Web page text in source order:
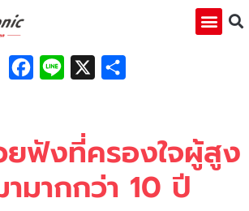
Facebook
Line
ยฟังที่ครองใจผู้สูง
มากกว่า 10 ปี